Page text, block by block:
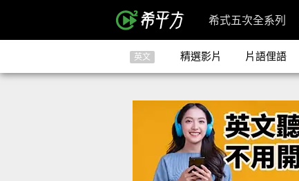
希式五次全系列
英文 精選影片 片語俚語